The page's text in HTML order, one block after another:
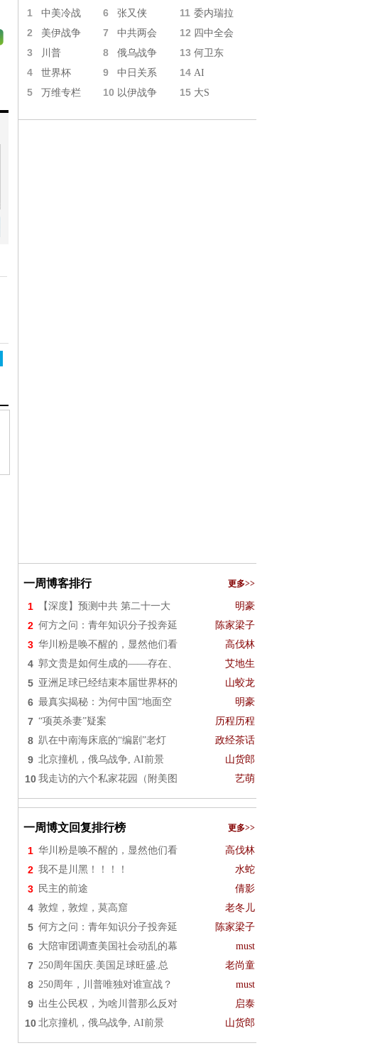
1 中美冷战 6 张又侠 11 委内瑞拉
2 美伊战争 7 中共两会 12 四中全会
3 川普 8 俄乌战争 13 何卫东
4 世界杯 9 中日关系 14 AI
5 万维专栏 10 以伊战争 15 大S
一周博客排行 更多>>
1 【深度】预测中共 第二十一大 明豪
2 何方之问：青年知识分子投奔延 陈家梁子
3 华川粉是唤不醒的，显然他们看 高伐林
4 郭文贵是如何生成的——存在、 艾地生
5 亚洲足球已经结束本届世界杯的 山蛟龙
6 最真实揭秘：为何中国“地面空 明豪
7 “项英杀妻”疑案 历程历程
8 趴在中南海床底的“编剧”老灯 政经茶话
9 北京撞机，俄乌战争, AI前景 山货郎
10 我走访的六个私家花园（附美图 艺萌
一周博文回复排行榜 更多>>
1 华川粉是唤不醒的，显然他们看 高伐林
2 我不是川黑！！！！ 水蛇
3 民主的前途 倩影
4 敦煌，敦煌，莫高窟 老冬儿
5 何方之问：青年知识分子投奔延 陈家梁子
6 大陪审团调查美国社会动乱的幕 must
7 250周年国庆.美国足球旺盛.总 老尚童
8 250周年，川普唯独对谁宣战？ must
9 出生公民权，为啥川普那么反对 启泰
10 北京撞机，俄乌战争, AI前景 山货郎